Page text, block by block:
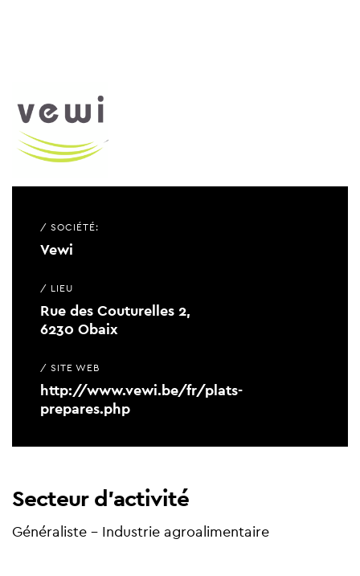
/ SOCIÉTÉ:
Vewi
/ LIEU
Rue des Couturelles 2,
6230 Obaix
/ SITE WEB
http://www.vewi.be/fr/plats-
prepares.php
Secteur d'activité
Généraliste - Industrie agroalimentaire